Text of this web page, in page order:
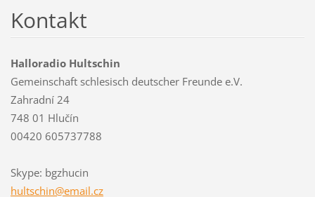
Kontakt
Halloradio Hultschin
Gemeinschaft schlesisch deutscher Freunde e.V.
Zahradní 24
748 01 Hlučín
00420 605737788
Skype: bgzhucin
hultschin@email.cz